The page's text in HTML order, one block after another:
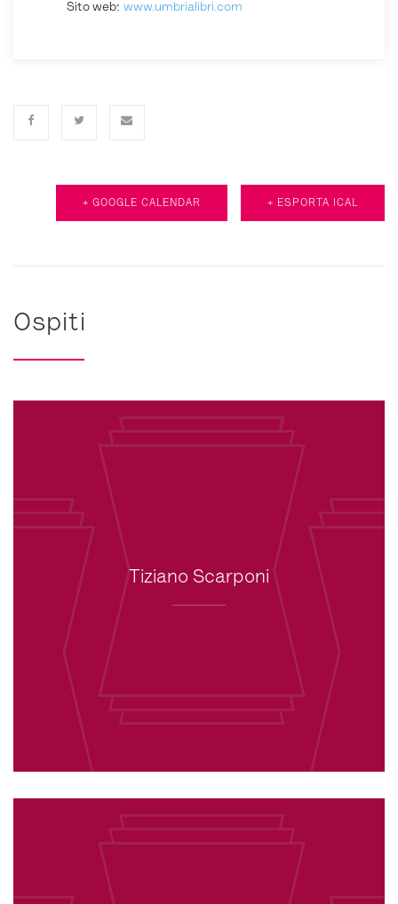
Sito web: www.umbrialibri.com
+ GOOGLE CALENDAR + ESPORTA ICAL
Ospiti
Tiziano Scarponi